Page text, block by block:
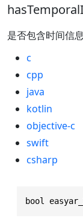
是否包含时间信
c
cpp
java
kotlin
objective-c
swift
csharp
bool